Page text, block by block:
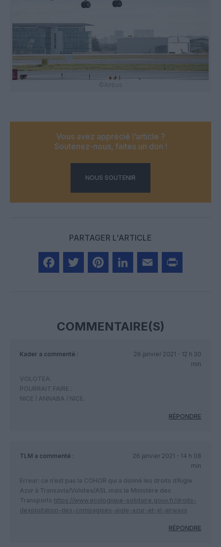
©Airbus
Vous avez apprécié l’article ?
Soutenez-nous, faites un don !
NOUS SOUTENIR
PARTAGER L'ARTICLE
COMMENTAIRE(S)
Kader a commenté :
26 janvier 2021 - 12 h 30
min
VOLOTEA:
POURRAIT FAIRE :
NICE / ANNABA / NICE.
RÉPONDRE
TLM a commenté :
26 janvier 2021 - 14 h 08
min
Erreur: ce n’est pas la COHOR qui a donné les droits d’Aigle
Azur à Transavia/Volotea/ASL mais le Ministère des
Transports https://www.ecologique-solidaire.gouv.fr/droits-
dexploitation-des-compagnies-aigle-azur-et-xl-airways
RÉPONDRE